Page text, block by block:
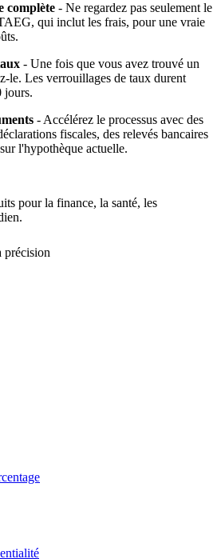
complète - Ne regardez pas seulement le
qui inclut les frais, pour une vraie
- Une fois que vous avez trouvé un
le. Les verrouillages de taux durent
jours.
- Accélérez le processus avec des
fiscales, des relevés bancaires
l'hypothèque actuelle.
pour la finance, la santé, les
précision